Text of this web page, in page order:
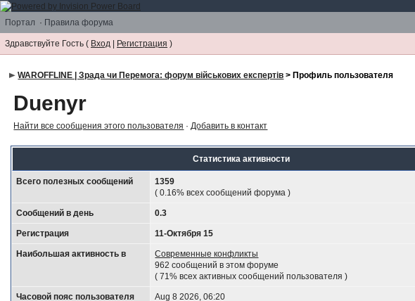
Портал · Правила форума
Здравствуйте Гость ( Вход | Регистрация )
WAROFFLINE | Зрада чи Перемога: форум військових експертів > Профиль пользователя
Duenyr
Найти все сообщения этого пользователя ·Добавить в контакт
Статистика активности
Всего полезных сообщений
1359
( 0.16% всех сообщений форума )
Сообщений в день 0.3
Регистрация 11-Октября 15
Наибольшая активность в
Современные конфликты
962 сообщений в этом форуме
( 71% всех активных сообщений пользователя )
Часовой пояс пользователя Aug 8 2026, 06:20